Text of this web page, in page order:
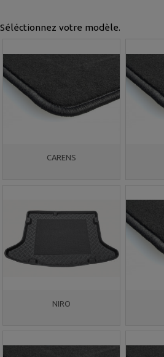
Séléctionnez votre modèle.
CARENS
NIRO